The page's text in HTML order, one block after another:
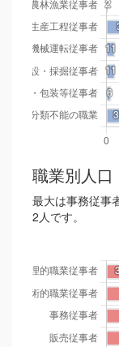
職業別人口
最大は事務従事
2人です。